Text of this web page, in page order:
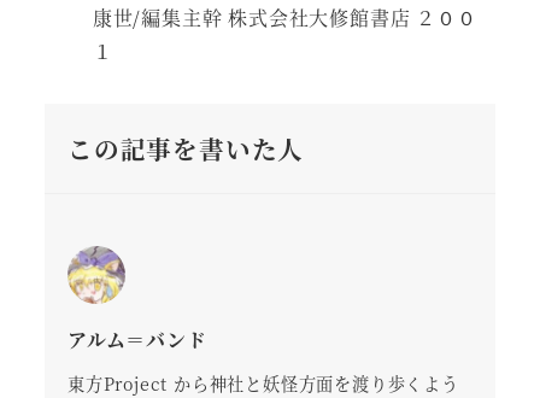
康世/編集主幹 株式会社大修館書店 ２００
１
この記事を書いた人
アルム＝バンド
東方Project から神社と妖怪方面を渡り歩くよう